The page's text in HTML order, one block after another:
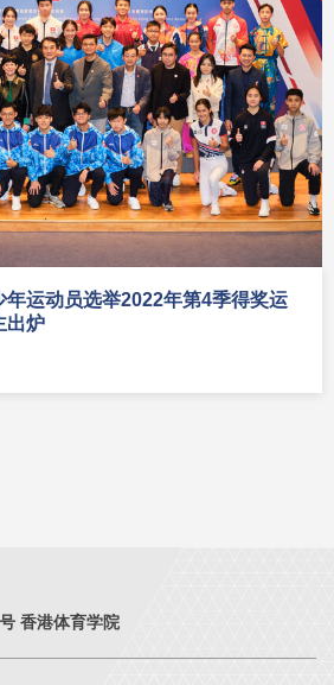
年运动员选举2022年第4季得奖运
出炉
香港体育学院